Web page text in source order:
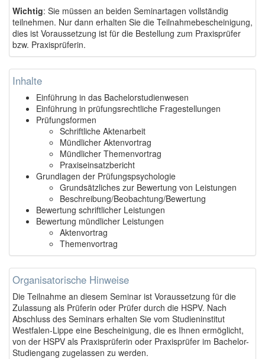
Wichtig: Sie müssen an beiden Seminartagen vollständig
teilnehmen. Nur dann erhalten Sie die Teilnahmebescheinigung,
dies ist Voraussetzung ist für die Bestellung zum Praxisprüfer
bzw. Praxisprüferin.
Inhalte
Einführung in das Bachelorstudienwesen
Einführung in prüfungsrechtliche Fragestellungen
Prüfungsformen
Schriftliche Aktenarbeit
Mündlicher Aktenvortrag
Mündlicher Themenvortrag
Praxiseinsatzbericht
Grundlagen der Prüfungspsychologie
Grundsätzliches zur Bewertung von Leistungen
Beschreibung/Beobachtung/Bewertung
Bewertung schriftlicher Leistungen
Bewertung mündlicher Leistungen
Aktenvortrag
Themenvortrag
Organisatorische Hinweise
Die Teilnahme an diesem Seminar ist Voraussetzung für die
Zulassung als Prüferin oder Prüfer durch die HSPV. Nach
Abschluss des Seminars erhalten Sie vom Studieninstitut
Westfalen-Lippe eine Bescheinigung, die es Ihnen ermöglicht,
von der HSPV als Praxisprüferin oder Praxisprüfer im Bachelor-
Studiengang zugelassen zu werden.